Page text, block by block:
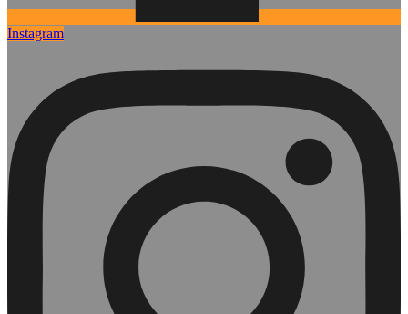
Instagram